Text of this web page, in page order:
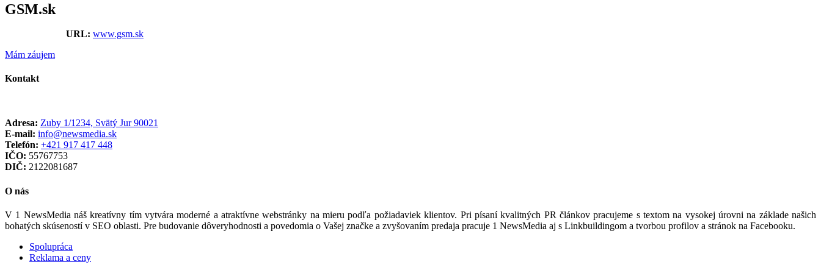
Image
GSM.sk
URL: www.gsm.sk
Mám záujem
Kontakt
Adresa: Zuby 1/1234, Svätý Jur 90021
E-mail: info@newsmedia.sk
Telefón: +421 917 417 448
IČO: 55767753
DIČ: 2122081687
O nás
V 1 NewsMedia náš kreatívny tím vytvára moderné a atraktívne webstránky na mieru podľa požiadaviek klientov. Pri písaní kvalitných PR článkov pracujeme s textom na vysokej úrovni na základe našich
bohatých skúseností v SEO oblasti. Pre budovanie dôveryhodnosti a povedomia o Vašej značke a zvyšovaním predaja pracuje 1 NewsMedia aj s Linkbuildingom a tvorbou profilov a stránok na Facebooku.
Spolupráca
Reklama a ceny